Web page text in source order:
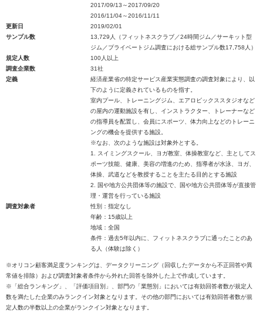
2017/09/13～2017/09/20
2016/11/04～2016/11/11
更新日
2019/02/01
サンプル数
13,729人（フィットネスクラブ／24時間ジム／サーキット型
ジム／プライベートジム調査における総サンプル数17,758人）
規定人数
100人以上
調査企業数
31社
定義
経済産業省の特定サービス産業実態調査の調査対象により、以
下のように定義されているものを指す。
室内プール、トレーニングジム、エアロビックススタジオなど
の屋内の運動施設を有し、インストラクター、トレーナーなど
の指導員を配置し、会員にスポーツ、体力向上などのトレーニ
ングの機会を提供する施設。
※なお、次のような施設は対象外とする。
1. スイミングスクール、ヨガ教室、体操教室など、主としてス
ポーツ技能、健康、美容の増進のため、指導者が水泳、ヨガ、
体操、武道などを教授することを主たる目的とする施設
2. 国や地方公共団体等の施設で、国や地方公共団体等が直接管
理・運営を行っている施設
調査対象者
性別：指定なし
年齢：15歳以上
地域：全国
条件：過去5年以内に、フィットネスクラブに通ったことのあ
る人（体験は除く）
※オリコン顧客満足度ランキングは、データクリーニング（回収したデータから不正回答や異
常値を排除）および調査対象者条件から外れた回答を除外した上で作成しています。
※「総合ランキング」、「評価項目別」、部門の「業態別」においては有効回答者数が規定人
数を満たした企業のみランクイン対象となります。その他の部門においては有効回答者数が規
定人数の半数以上の企業がランクイン対象となります。